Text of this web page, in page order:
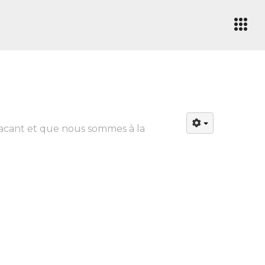
et que nous sommes à la